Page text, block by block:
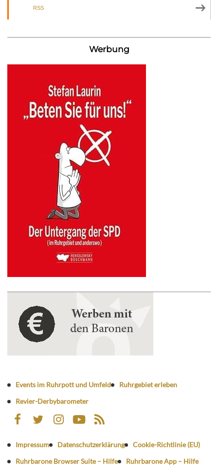
RSS
Werbung
Events im Ruhrpott und Umfeld
Ruhrgebiet erleben
Revier-Derbybarometer
Impressum Datenschutzerklärung
Cookie-Richtlinie (EU)
Ruhrbarone Browser Suite – Hilfe
Ruhrbarone App – Hilfe